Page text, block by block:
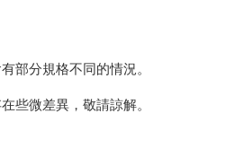
部分規格不同的情況。
些微差異，敬請諒解。